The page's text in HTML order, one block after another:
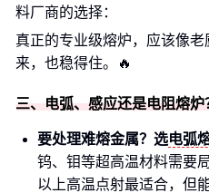
料厂商的选择：
真正的专业级熔炉，应该像
来，也稳得住。🔥
三、电弧、感应还是电阻熔
要处理难熔金属？选电弧
钨、钼等超高温材料需要
以上高温点射最适合，但